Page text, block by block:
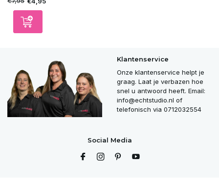
Klantenservice
Onze klantenservice helpt je
graag. Laat je verbazen hoe
snel u antwoord heeft. Email:
info@echtstudio.nl of
telefonisch via 0712032554
Social Media